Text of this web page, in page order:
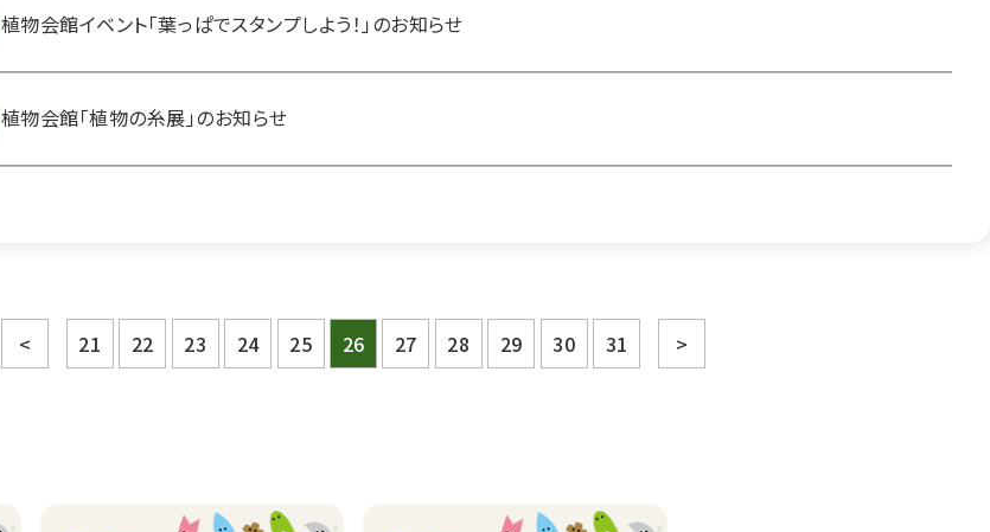
植物会館イベント「葉っぱでスタンプしよう！」のお知らせ
植物会館「植物の糸展」のお知らせ
< 21 22 23 24 25 26 27 28 29 30 31 >